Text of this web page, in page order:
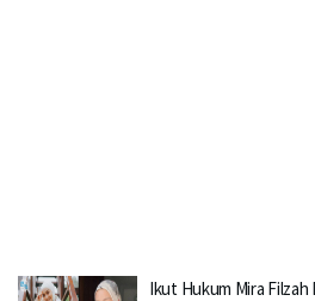
Ikut Hukum Mira